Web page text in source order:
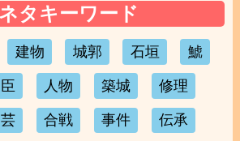
タキーワード
建物 城郭 石垣 鯱
人物 築城 修理
合戦 事件 伝承